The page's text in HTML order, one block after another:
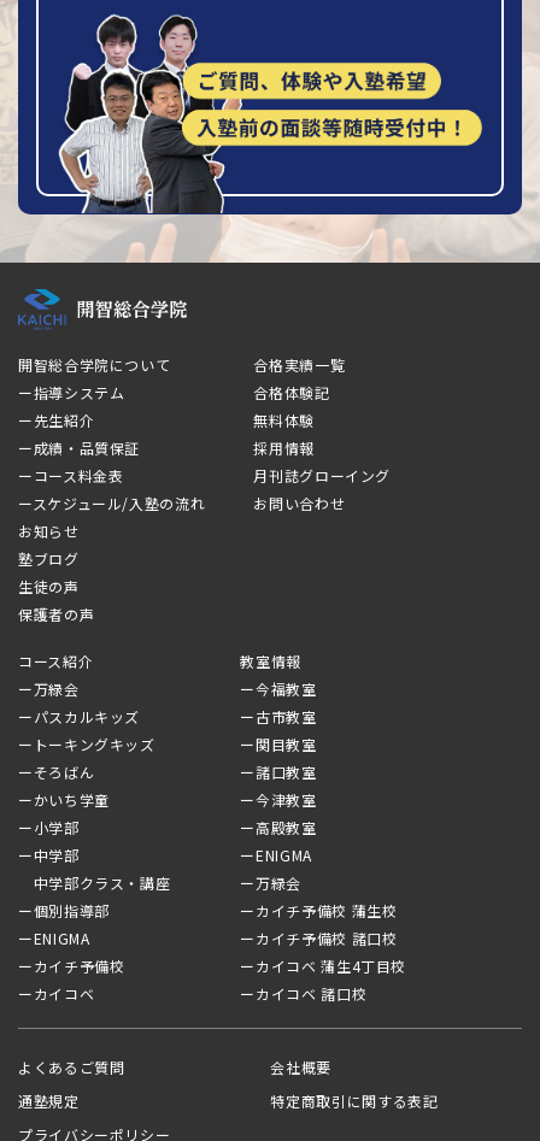
開智総合学院について
ー指導システム
ー先生紹介
ー成績・品質保証
ーコース料金表
ースケジュール/入塾の流れ
お知らせ
塾ブログ
生徒の声
保護者の声
合格実績一覧
合格体験記
無料体験
採用情報
月刊誌グローイング
お問い合わせ
コース紹介
ー万緑会
ーパスカルキッズ
ートーキングキッズ
ーそろばん
ーかいち学童
ー小学部
ー中学部
中学部クラス・講座
ー個別指導部
ーENIGMA
ーカイチ予備校
ーカイコベ
教室情報
ー今福教室
ー古市教室
ー関目教室
ー諸口教室
ー今津教室
ー高殿教室
ーENIGMA
ー万緑会
ーカイチ予備校 蒲生校
ーカイチ予備校 諸口校
ーカイコベ 蒲生4丁目校
ーカイコベ 諸口校
よくあるご質問
会社概要
通塾規定
特定商取引に関する表記
プライバシーポリシー